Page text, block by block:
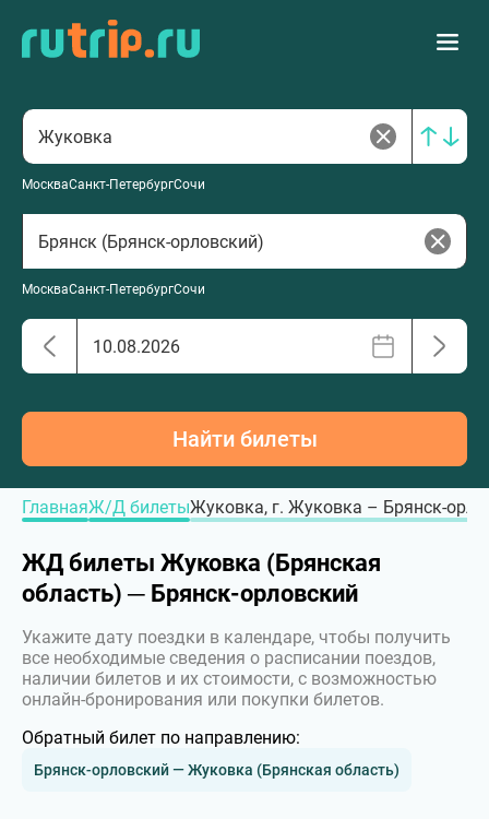
МоскваСанкт-ПетербургСочи
МоскваСанкт-ПетербургСочи
Найти билеты
ГлавнаяЖ/Д билетыЖуковка, г. Жуковка – Брянск-
ЖД билеты Жуковка (Брянская
область) ─ Брянск-орловский
Укажите дату поездки в календаре, чтобы получить
все необходимые сведения о расписании поездов,
наличии билетов и их стоимости, с возможностью
онлайн-бронирования или покупки билетов.
Обратный билет по направлению:
Брянск-орловский — Жуковка (Брянская область)